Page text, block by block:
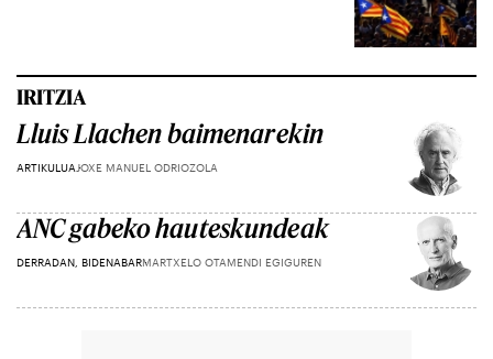
IRITZIA
Lluis Llachen baimenarekin
ARTIKULUA JOXE MANUEL ODRIOZOLA
ANC gabeko hauteskundeak
DERRADAN, BIDENABARMARTXELO OTAMENDI EGIGUREN